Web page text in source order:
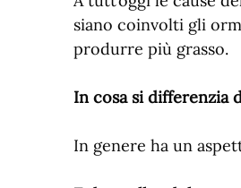
siano coinvolti gli
produrre più grasso.
In cosa si differenzia
In genere ha un